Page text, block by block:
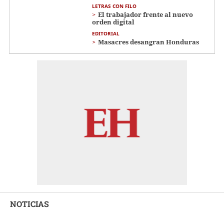
LETRAS CON FILO
El trabajador frente al nuevo
orden digital
EDITORIAL
Masacres desangran Honduras
NOTICIAS